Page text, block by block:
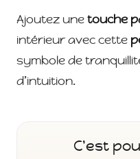
Ajoutez unetouche
intérieur avec cette
symbole de
d’intuition.
C'est